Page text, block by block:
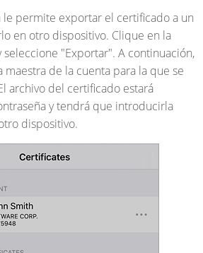
le permite exportar el certificado a un
en otro dispositivo. Clique en la
"Exportar". A continuación,
de la cuenta para la que se
archivo del certificado estará
y tendrá que introducirla
dispositivo.